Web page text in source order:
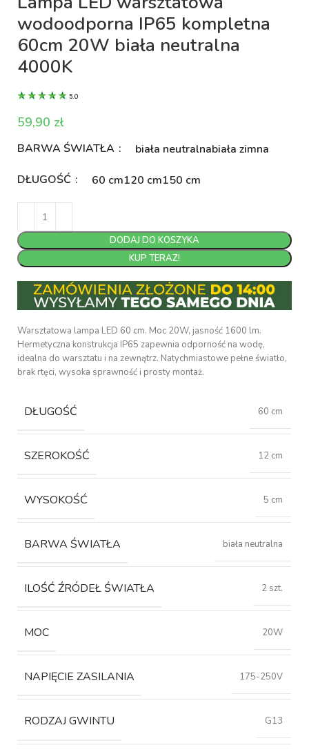
wodoodporna IP65 kompletna
60cm 20W biała neutralna
4000K
5.0
zł
BARWA ŚWIATŁA biała neutralnabiała zimna
DŁUGOŚĆ 60 cm120 cm150 cm
DODAJ DO KOSZYKA
KUP TERAZ!
Warsztatowa lampa LED 60 cm. Moc 20W, jasność 1600 lm.
Hermetyczna konstrukcja IP65 zapewnia odporność na wodę,
idealna do warsztatu i na zewnątrz. Natychmiastowe pełne światło,
brak rtęci, wysoka sprawność i prosty montaż.
DŁUGOŚĆ 60 cm
SZEROKOŚĆ 12 cm
WYSOKOŚĆ 5 cm
BARWA ŚWIATŁA biała neutralna
ILOŚĆ ŹRÓDEŁ ŚWIATŁA 2 szt.
MOC 20W
NAPIĘCIE ZASILANIA 175-250V
RODZAJ GWINTU G13